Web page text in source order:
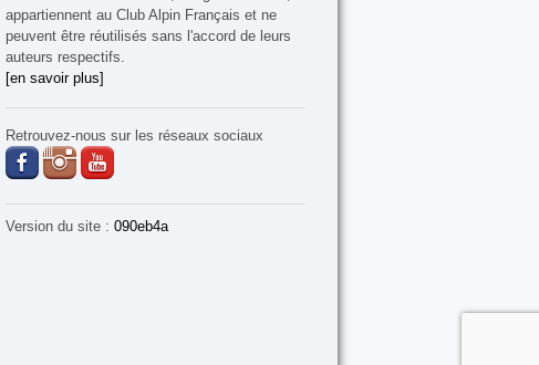
appartiennent au Club Alpin Français et ne
peuvent être réutilisés sans l'accord de leurs
auteurs respectifs.
[en savoir plus]
Retrouvez-nous sur les réseaux sociaux
Version du site : 090eb4a